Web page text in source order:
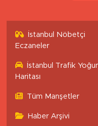
İstanbul Nöbetçi
Eczaneler
İstanbul Trafik
Haritası
Tüm Manşetler
Haber Arşivi